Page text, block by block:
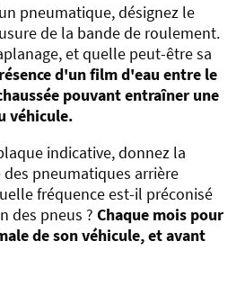
pneumatique, désignez le
de la bande de roulement.
et quelle peut-être sa
d'un film d'eau entre le
pouvant entraîner une
véhicule.
indicative, donnez la
pneumatiques arrière
fréquence est-il préconisé
des pneus ? Chaque mois pour
de son véhicule, et avant